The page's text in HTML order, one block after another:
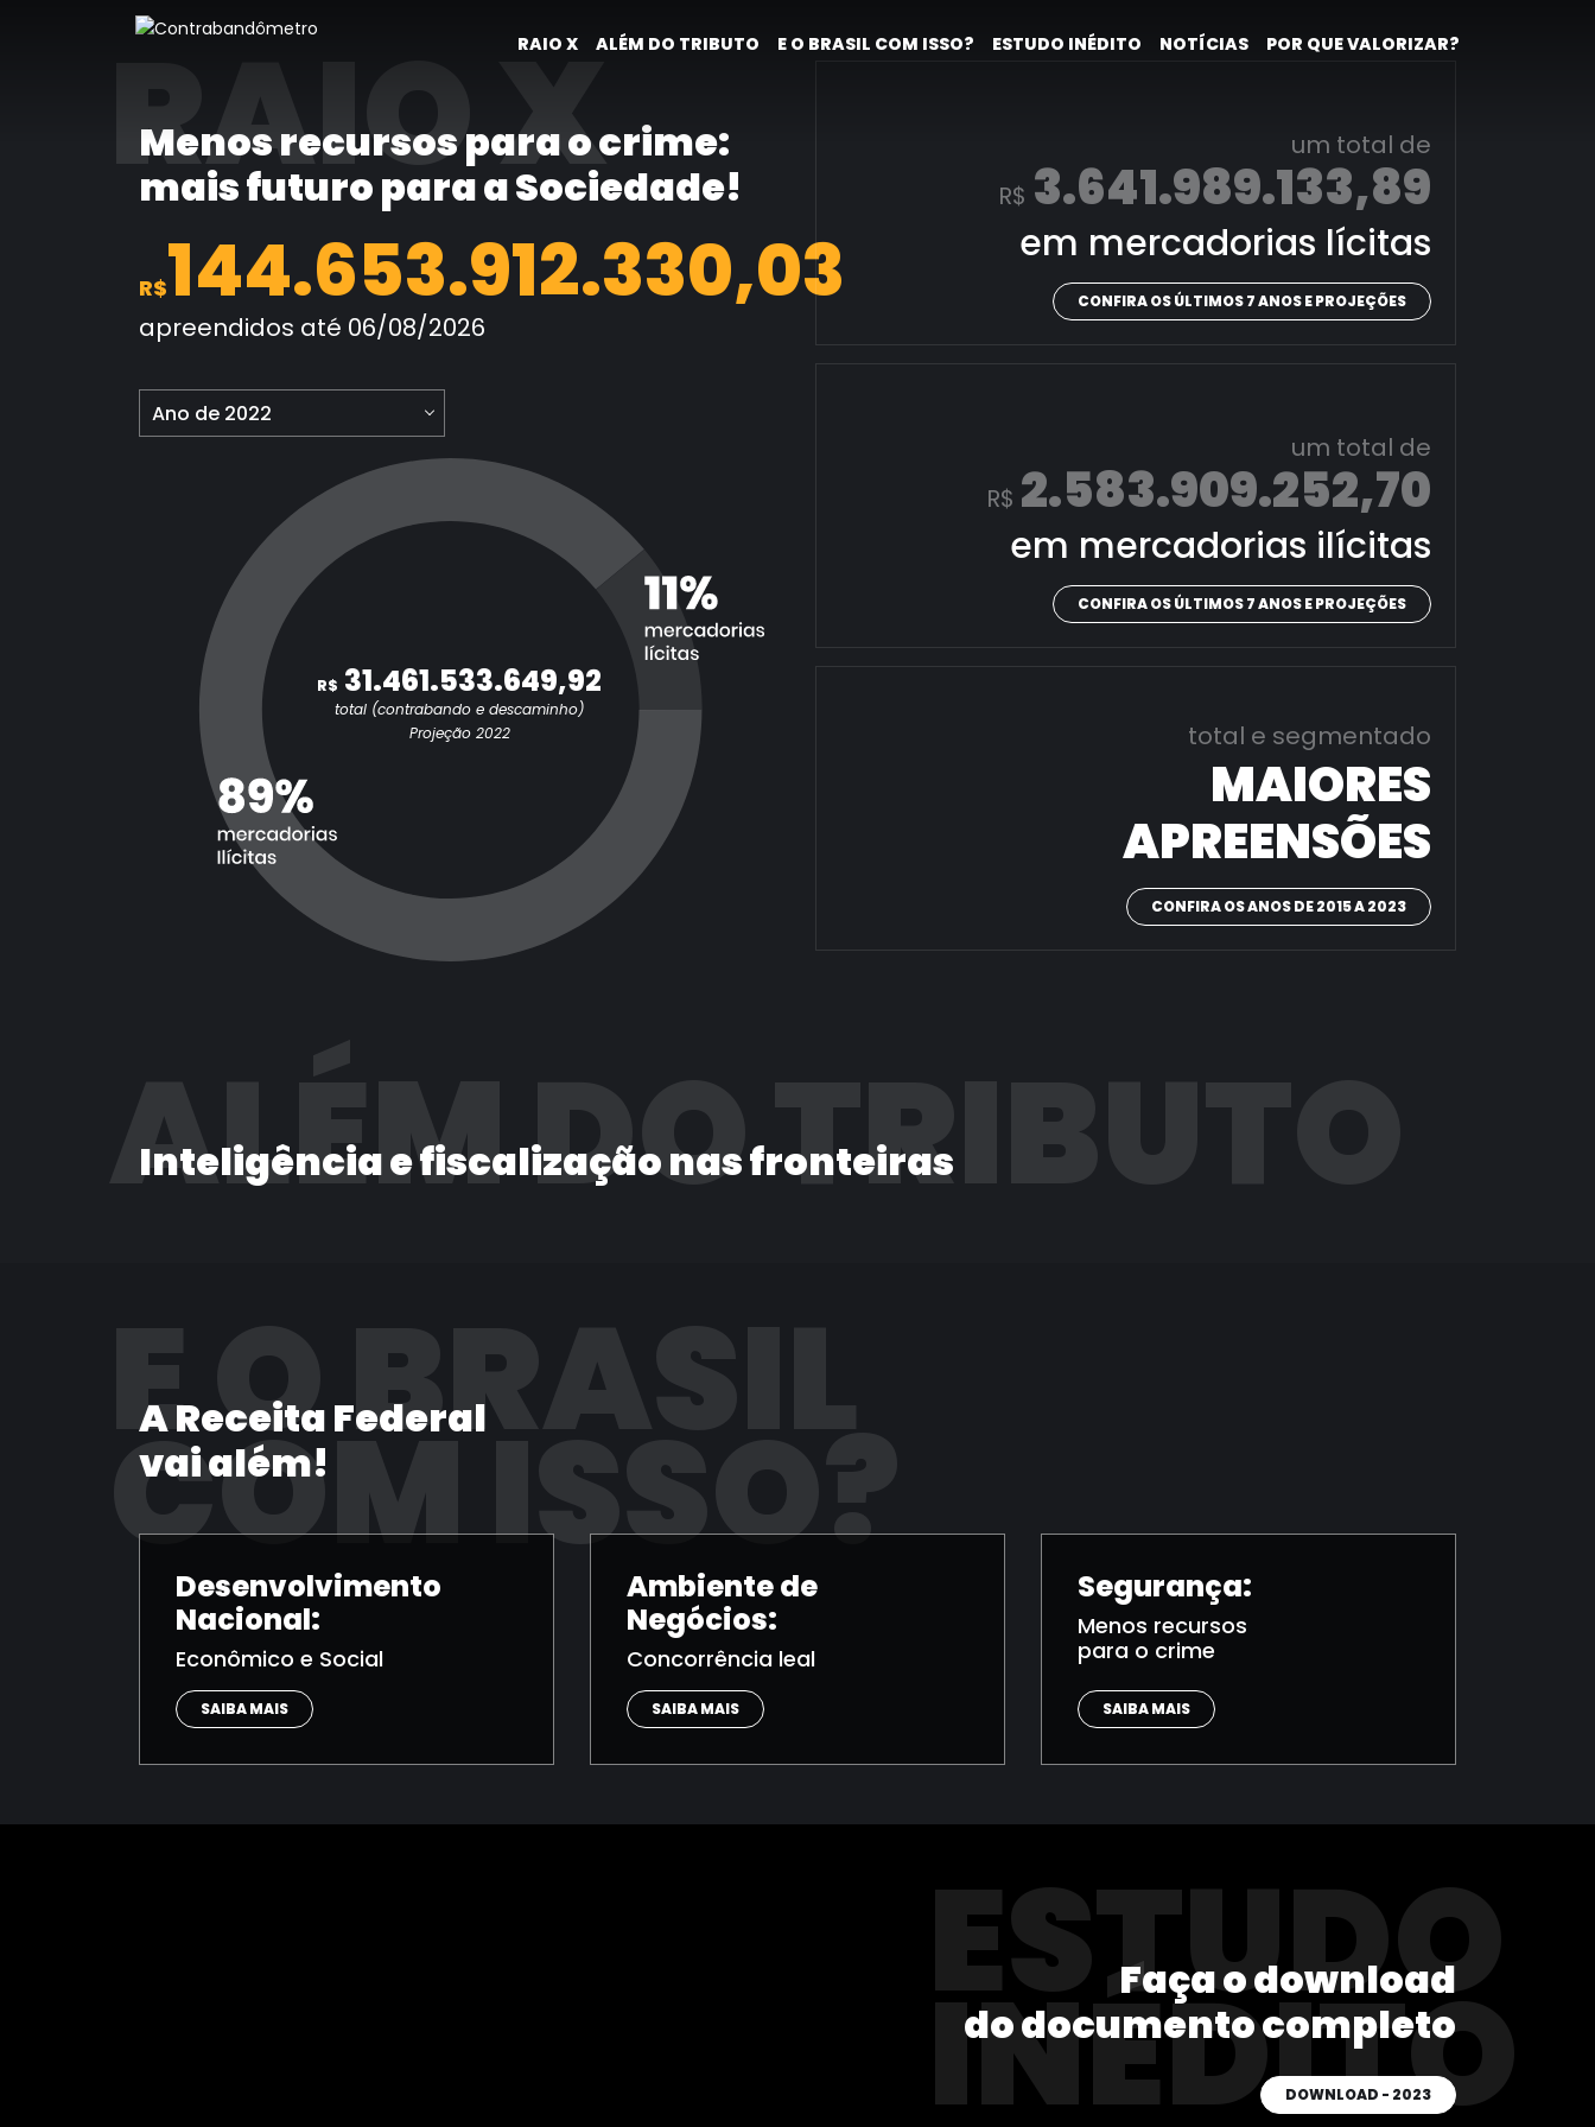
RAIO X ALÉM DO TRIBUTO E O BRASIL COM ISSO? ESTUDO INÉDITO NOTÍCIAS POR QUE VALORIZAR?
RAIO X
Menos recursos para o crime:
mais futuro para a Sociedade!
R$144.653.913.078,26
apreendidos até 06/08/2026
Ano de 2022
R$ 31.461.533.649,92
total (contrabando e descaminho)
Projeção 2022
um total de
R$ 3.641.989.133,89
em mercadorias lícitas
CONFIRA OS ÚLTIMOS 7 ANOS E PROJEÇÕES
um total de
R$ 2.583.909.252,70
em mercadorias ilícitas
CONFIRA OS ÚLTIMOS 7 ANOS E PROJEÇÕES
total e segmentado
MAIORES
APREENSÕES
CONFIRA OS ANOS DE 2015 A 2023
ALÉM DO TRIBUTO
Inteligência e fiscalização nas fronteiras
E O BRASIL
COM ISSO?
A Receita Federal
vai além!
Desenvolvimento
Nacional:
Econômico e Social
SAIBA MAIS
Ambiente de
Negócios:
Concorrência leal
SAIBA MAIS
Segurança:
Menos recursos
para o crime
SAIBA MAIS
ESTUDO
INÉDITO
Faça o download
do documento completo
DOWNLOAD - 2023